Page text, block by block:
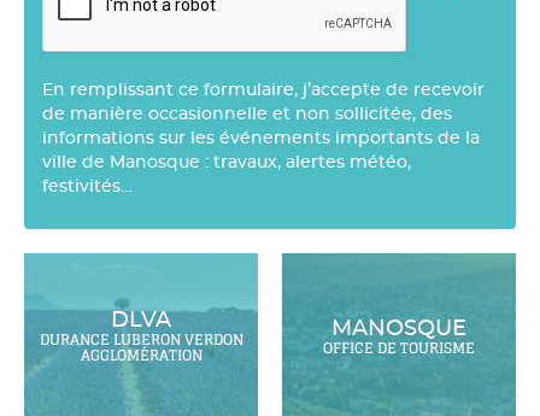
En remplissant ce formulaire, j’accepte de recevoir
de manière occasionnelle et non sollicitée, des
informations sur les événements importants de la
ville de Manosque : travaux, alertes météo,
festivités…
DLVA
DURANCE LUBERON VERDON
AGGLOMÉRATION
MANOSQUE
OFFICE DE TOURISME